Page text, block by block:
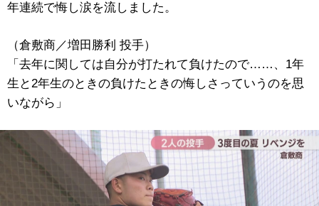
年連続で悔し涙を流しました。
（倉敷商／増田勝利 投手）
「去年に関しては自分が打たれて負けたので……、1年
生と2年生のときの負けたときの悔しさっていうのを思
いながら」